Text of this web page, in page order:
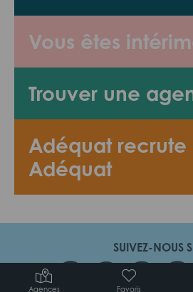
Agences Favoris
Vous êtes
Trouver une
Adéquat recrute
Adéquat
SUIVEZ-NOUS